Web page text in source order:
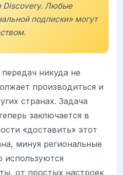
Discovery. Любые
подписки» могут
никуда не
производиться и
странах. Задача
заключается в
«доставить» этот
минуя региональные
используются
от простых настроек